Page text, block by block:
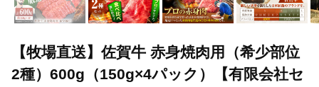
【牧場直送】佐賀牛 赤身焼肉用（希少部位
2種）600g（150g×4パック）【有限会社セ